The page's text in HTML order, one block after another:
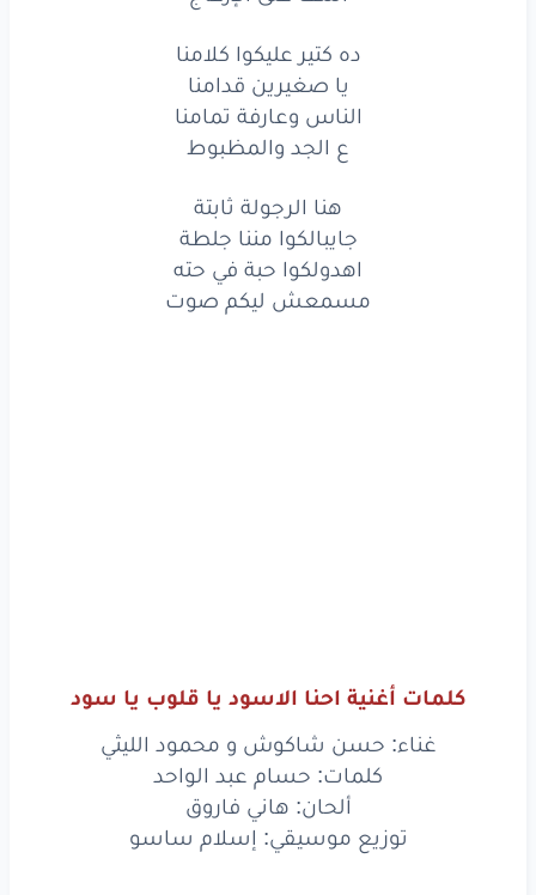
الناسوعارفةتمامنا
ع الجدوالمظبوط
هناالرجولة ثابتة
جايبالكوا منناجلطة
اهدولكوا حبةفي حته
ده كتير عليكوا كلامنا
يا صغيرين قدامنا
الناس وعارفة تمامنا
ع الجد والمظبوط
هنا الرجولة ثابتة
جايبالكوا مننا جلطة
اهدولكوا حبة في حته
مسمعش ليكم صوت
كلمات أغنية احنا الاسود يا قلوب يا سود
غناء: حسن شاكوش و محمود الليثي
كلمات: حسام عبد الواحد
ألحان: هاني فاروق
توزيع موسيقي: إسلام ساسو